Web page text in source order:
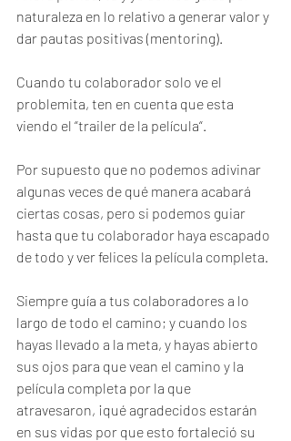
naturaleza en lo relativo a generar valor y
dar pautas positivas (mentoring).
Cuando tu colaborador solo ve el
problemita, ten en cuenta que esta
viendo el “trailer de la película“.
Por supuesto que no podemos adivinar
algunas veces de qué manera acabará
ciertas cosas, pero si podemos guiar
hasta que tu colaborador haya escapado
de todo y ver felices la película completa.
Siempre guía a tus colaboradores a lo
largo de todo el camino; y cuando los
hayas llevado a la meta, y hayas abierto
sus ojos para que vean el camino y la
película completa por la que
atravesaron, ¡qué agradecidos estarán
en sus vidas por que esto fortaleció su